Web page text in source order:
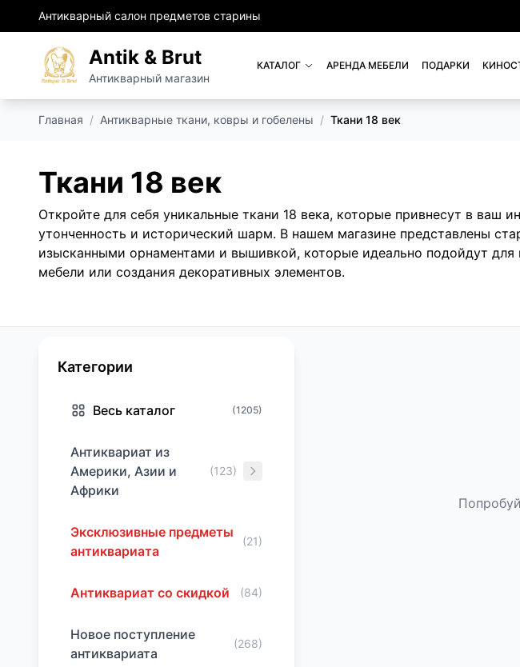
Антикварный салон предметов старины
Antik & Brut
Антикварный магазин
КАТАЛОГ АРЕНДА МЕБЕЛИ ПОДАРКИ
Главная / Антикварные ткани, ковры и гобелены / Ткани 18 век
Ткани 18 век
Откройте для себя уникальные ткани 18 века, которые привнесут в ваш
утонченность и исторический шарм. В нашем магазине представлены
изысканными орнаментами и вышивкой, которые идеально подойдут для
мебели или создания декоративных элементов.
Категории
Весь каталог (1205)
Антиквариат из
Америки, Азии и
Африки
(123)
Эксклюзивные предметы
антиквариата
(21)
Антиквариат со скидкой (84)
Новое поступление
антиквариата
(268)